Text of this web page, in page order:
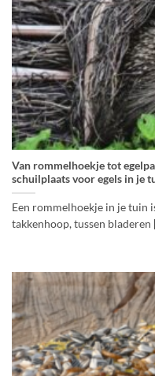
Van rommelhoekje tot
schuilplaats voor egels in je
Een rommelhoekje in je tuin
takkenhoop, tussen bladeren